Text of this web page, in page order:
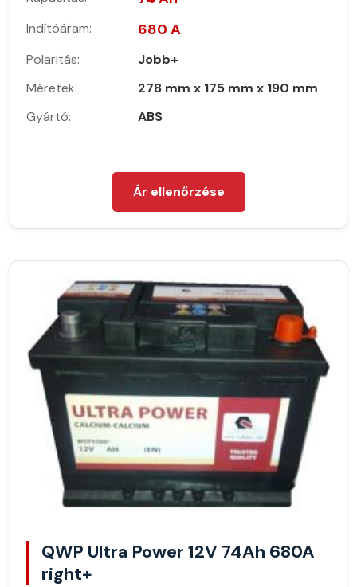
Indítóáram: 680 A
Polaritás:
Jobb+
Méretek:
278 mm x 175 mm x 190 mm
Gyártó:
ABS
Ár ellenőrzése
QWP Ultra Power 12V 74Ah 680A
right+